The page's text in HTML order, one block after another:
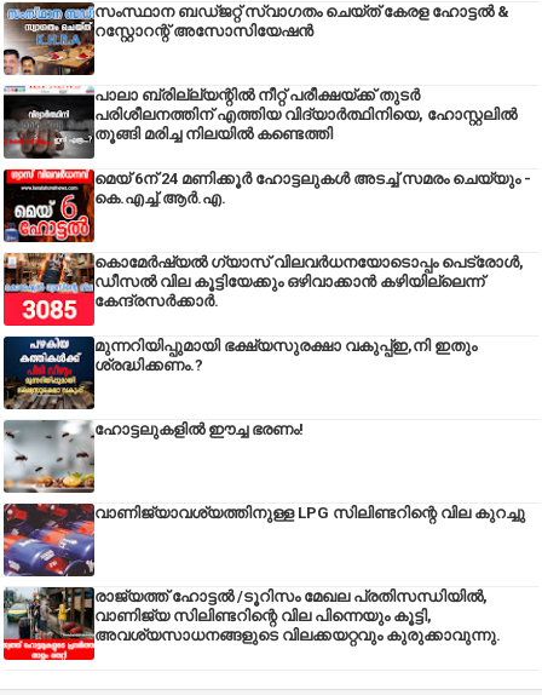
സംസ്ഥാന ബഡ്‌ജറ്റ് സ്വാഗതം ചെയ്ത് കേരള ഹോട്ടൽ &
റസ്റ്റോറന്റ് അസോസിയേഷൻ
പാലാ ബ്രില്ല്യന്റിൽ നീറ്റ് പരീക്ഷയ്ക്ക് തുടർ
പരിശീലനത്തിന് എത്തിയ വിദ്യാർത്ഥിനിയെ, ഹോസ്റ്റലിൽ
തൂങ്ങി മരിച്ച നിലയിൽ കണ്ടെത്തി
മെയ് 6ന് 24 മണിക്കൂർ ഹോട്ടലുകൾ അടച്ച് സമരം ചെയ്യും -
കെ.എച്ച്.ആർ.എ.
കൊമേർഷ്യൽ ഗ്യാസ് വിലവർധനയോടൊപ്പം പെട്രോൾ,
ഡീസല്‍ വില കൂട്ടിയേക്കും ഒഴിവാക്കാന്‍ കഴിയില്ലെന്ന്
കേന്ദ്രസര്‍ക്കാര്‍.
മുന്നറിയിപ്പുമായി ഭക്ഷ്യസുരക്ഷാ വകുപ്പ്ഇ,നി ഇതും
ശ്രദ്ധിക്കണം.?
ഹോട്ടലുകളിൽ ഈച്ച ഭരണം!
വാണിജ്യാവശ്യത്തിനുള്ള LPG സിലിണ്ടറിന്റെ വില കുറച്ചു
രാജ്യത്ത് ഹോട്ടൽ /ടൂറിസം മേഖല പ്രതിസന്ധിയിൽ,
വാണിജ്യ സിലിണ്ടറിന്റെ വില പിന്നെയും കൂട്ടി,
അവശ്യസാധനങ്ങളുടെ വിലക്കയറ്റവും കുരുക്കാവുന്നു.